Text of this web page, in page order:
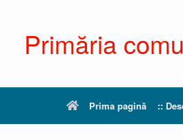
Primăria
Prima pagină ::